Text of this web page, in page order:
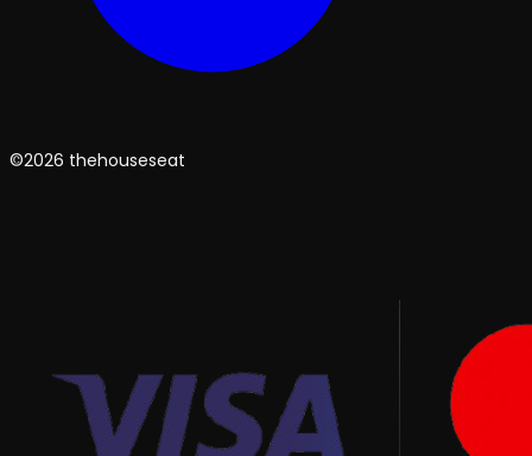
©2026 thehouseseat